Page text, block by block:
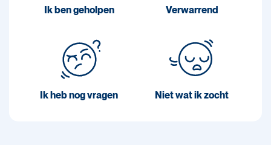
Ik ben geholpen Verwarrend
Ik heb nog vragen Niet wat ik zocht